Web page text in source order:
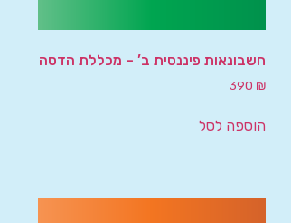
חשבונאות פיננסית ב’ – מכללת הדסה
390 ₪
הוספה לסל